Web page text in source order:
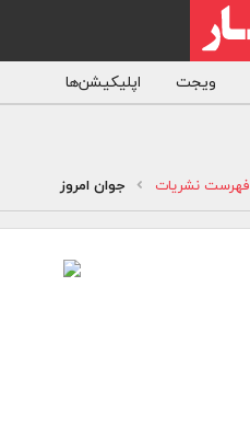
ویجت اپلیکیشن‌ها
فهرست نشریات جوان امروز